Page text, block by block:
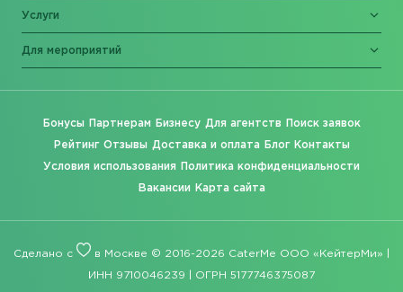
Услуги
Для мероприятий
Бонусы Партнерам Бизнесу Для агентств Поиск заявок
Рейтинг Отзывы Доставка и оплата Блог Контакты
Условия использования Политика конфиденциальности
Вакансии Карта сайта
Сделано с в Москве © 2016-2026 CaterMe ООО «КейтерМи» |
ИНН 9710046239 | ОГРН 5177746375087